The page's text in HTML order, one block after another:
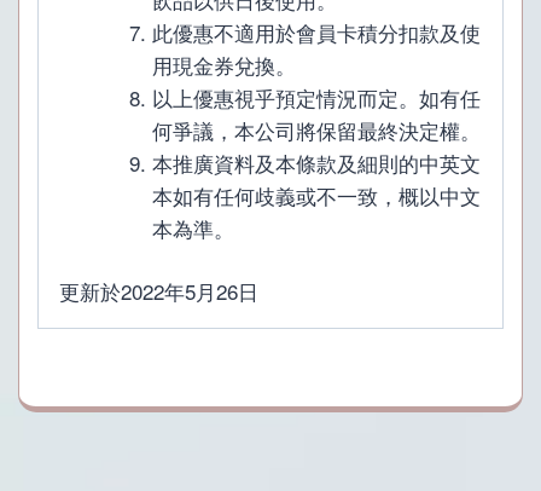
此優惠不適用於會員卡積分扣款及使
用現金券兌換。
以上優惠視乎預定情況而定。如有任
何爭議，本公司將保留最終決定權。
本推廣資料及本條款及細則的中英文
本如有任何歧義或不一致，概以中文
本為準。
更新於2022年5月26日